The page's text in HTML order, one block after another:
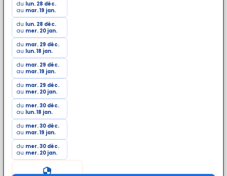
du lun. 28 déc.
au mar. 19 jan.
du lun. 28 déc.
au mer. 20 jan.
du mar. 29 déc.
au lun. 18 jan.
du mar. 29 déc.
au mar. 19 jan.
du mar. 29 déc.
au mer. 20 jan.
du mer. 30 déc.
au lun. 18 jan.
du mer. 30 déc.
au mar. 19 jan.
du mer. 30 déc.
au mer. 20 jan.